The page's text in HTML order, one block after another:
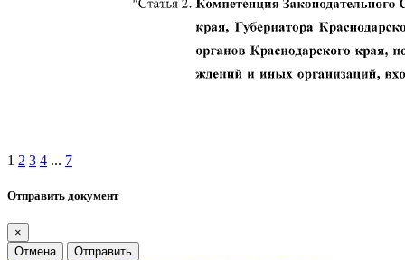
1 2 3 4 ... 7
Отправить документ
×
Отмена
Отправить